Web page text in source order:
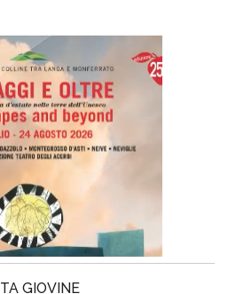
GIOVINE